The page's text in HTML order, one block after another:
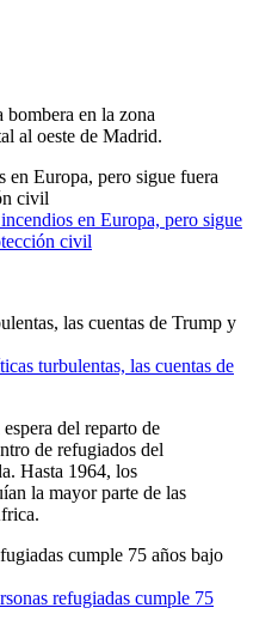
en Europa, pero sigue fuera
civil
en Europa, pero sigue
civil
las cuentas de Trump y
turbulentas, las cuentas de
cumple 75 años bajo
refugiadas cumple 75